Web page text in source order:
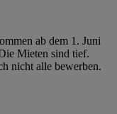
ab dem 1. Juni
Mieten sind tief.
nicht alle bewerben.